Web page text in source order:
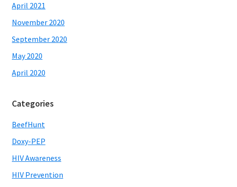
April 2021
November 2020
September 2020
May 2020
April 2020
Categories
BeefHunt
Doxy-PEP
HIV Awareness
HIV Prevention